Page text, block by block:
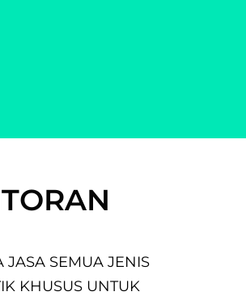
JASA SEMUA JENIS
KHUSUS UNTUK